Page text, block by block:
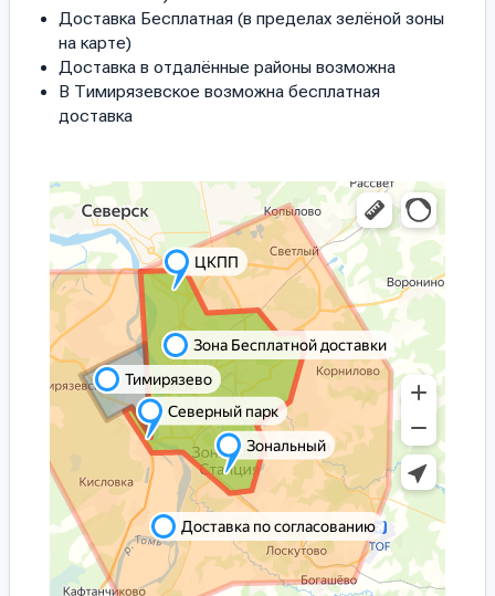
Доставка Бесплатная (в пределах зелёной зоны
на карте)
Доставка в отдалённые районы возможна
В Тимирязевское возможна бесплатная
доставка